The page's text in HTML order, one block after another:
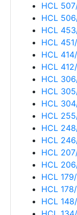
HCL
HCL
HCL
HCL
HCL
HCL
HCL
HCL
HCL
HCL
HCL
HCL
HCL
HCL
HCL
HCL
HCL